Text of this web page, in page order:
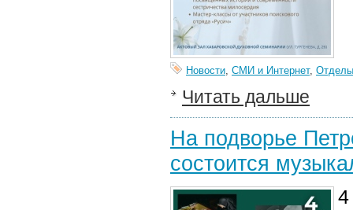
Новости, СМИ и Интернет, Отделы
Читать дальше
На подворье
состоится
4